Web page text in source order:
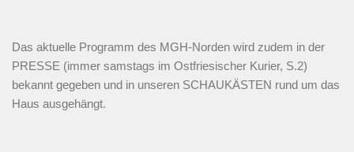
Das aktuelle Programm des MGH-Norden wird zudem in der
PRESSE (immer samstags im Ostfriesischer Kurier, S.2)
bekannt gegeben und in unseren SCHAUKÄSTEN rund um das
Haus ausgehängt.